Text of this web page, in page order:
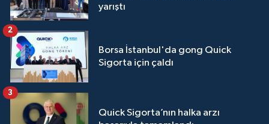
yarıştı
Borsa İstanbul'da gong Quick
Sigorta için çaldı
2
Quick Sigorta’nın halka arzı
3